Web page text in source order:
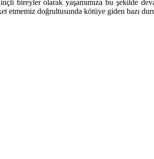
bireyler olarak yaşamımıza bu şekilde
doğrultusunda kötüye giden bazı